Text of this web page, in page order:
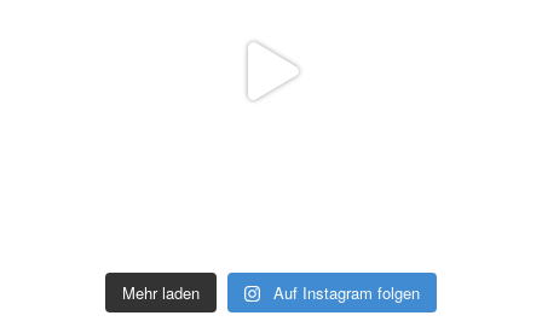
Mehr laden Auf Instagram folgen